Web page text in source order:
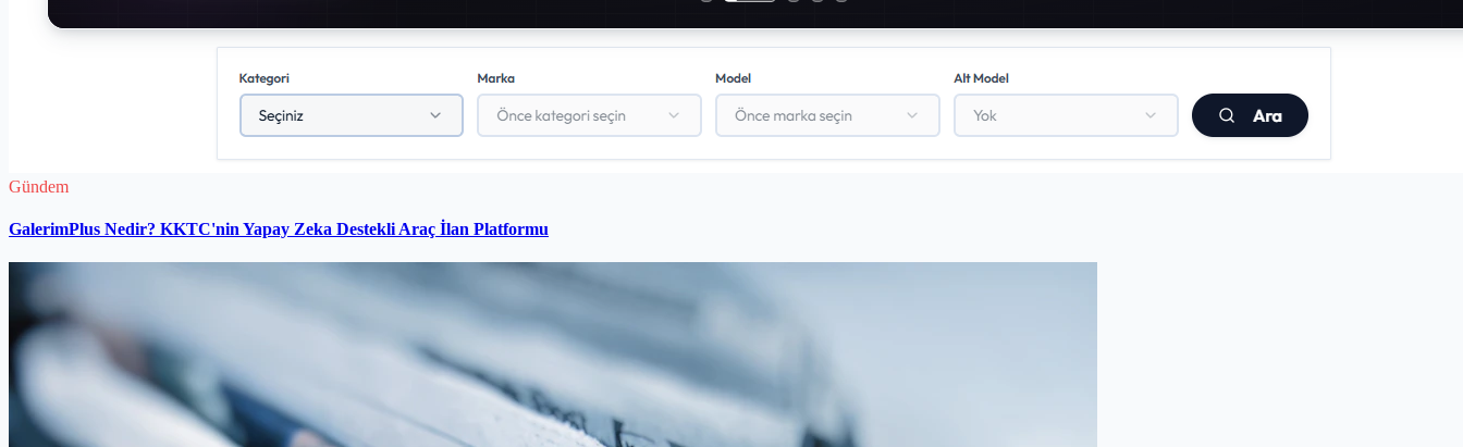
Gündem
GalerimPlus Nedir? KKTC'nin Yapay Zeka Destekli Araç İlan Platformu